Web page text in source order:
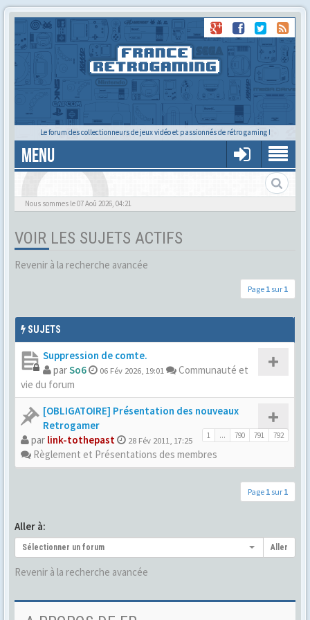
Le forum des collectionneurs de jeux vidéo et passionnés de rétro gaming !
MENU
Alors tu trouves ?
Nous sommes le 07 Aoû 2026, 04:21
VOIR LES SUJETS ACTIFS
Revenir à la recherche avancée
Page 1 sur 1
SUJETS
Suppression de comte.
parSo6 06 Fév 2026, 19:01
Communauté et
vie du forum
[OBLIGATOIRE] Présentation des nouveaux
Retrogamer
1 ... 790 791 792
par link-tothepast 28 Fév 2011, 17:25
Règlement et Présentations des membres
Page 1 sur 1
Aller à:
Sélectionner un forum Aller
Revenir à la recherche avancée